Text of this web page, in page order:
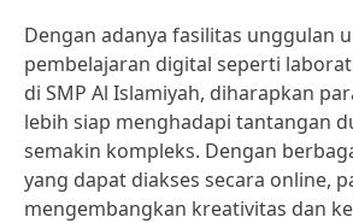
Dengan adanya fasilitas unggulan
pembelajaran digital seperti
di SMP Al Islamiyah, diharapkan
lebih siap menghadapi tantangan
semakin kompleks. Dengan
yang dapat diakses secara online,
mengembangkan kreativitas dan